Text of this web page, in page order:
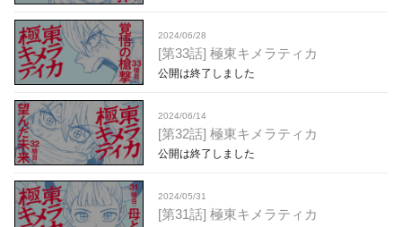
2024/06/28
[第33話] 極東キメラティカ
公開は終了しました
2024/06/14
[第32話] 極東キメラティカ
公開は終了しました
2024/05/31
[第31話] 極東キメラティカ